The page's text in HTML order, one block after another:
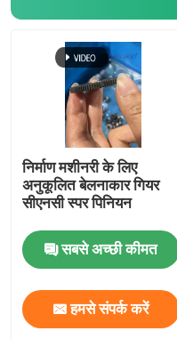
निर्माण मशीनरी के लिए
अनुकूलित बेलनाकार गियर
सीएनसी स्पर पिनियन
सबसे अच्छी कीमत
हमसे संपर्क करें